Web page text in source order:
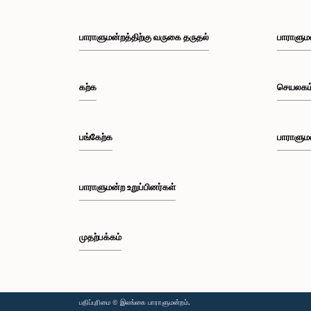
பாராளுமன்றத்திற்கு வருகை தருதல்
கற்க
பங்கேற்க
பாராளுமன்ற உறுப்பினர்கள்
முதற்பக்கம்
பதிப்புரிமை © இலங்கை பாராளுமன்றம்.